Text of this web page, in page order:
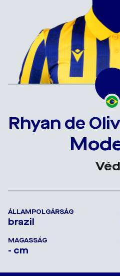
Rhyan de
ÁLLAMPOLGÁRSÁG
brazil
MAGASSÁG
- cm